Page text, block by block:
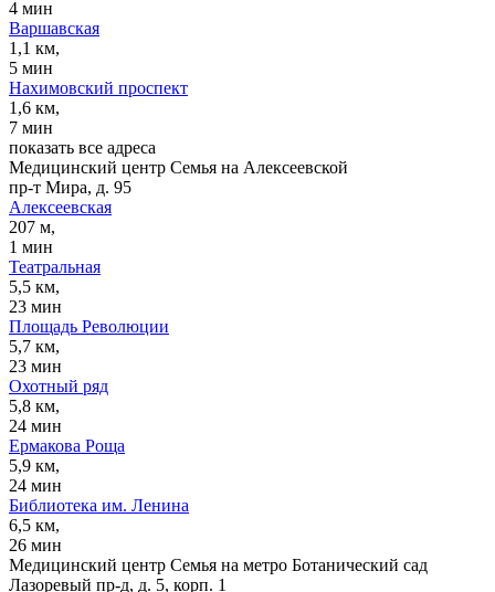
4 мин
Варшавская
1,1 км,
5 мин
Нахимовский проспект
1,6 км,
7 мин
показать все адреса
Медицинский центр Семья на Алексеевской
пр-т Мира, д. 95
Алексеевская
207 м,
1 мин
Театральная
5,5 км,
23 мин
Площадь Революции
5,7 км,
23 мин
Охотный ряд
5,8 км,
24 мин
Ермакова Роща
5,9 км,
24 мин
Библиотека им. Ленина
6,5 км,
26 мин
Медицинский центр Семья на метро Ботанический сад
Лазоревый пр-д, д. 5, корп. 1